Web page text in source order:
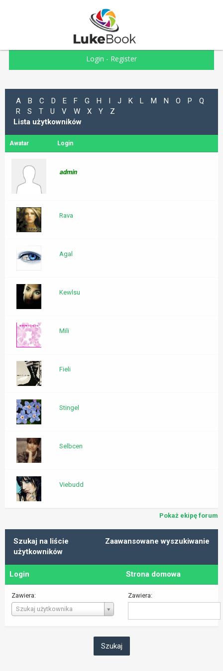
Login - Register
A B C D E F G H I J K L M N O P
Q
R
S T U V W X Y
Z
Lista użytkowników
Awatar Login
admin
Rava
Agal
Kewlsu
Mili
Fieli
Stingel
Selbcen
Viebudd
Pokaż ekipę forum
Zaawansowane wyszukiwanie
Szukaj na liście
użytkowników
Login Strona domowa
Zawiera:
Szukaj użytkownika
Login
Zawiera: